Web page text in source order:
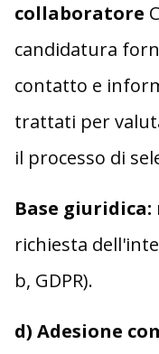
collaboratore
candidatura
contatto e
trattati per
il processo di
Base giuridica:
richiesta
b, GDPR).
d) Adesione